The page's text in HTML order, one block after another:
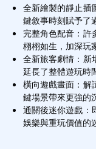
全新繪製的靜止插
鍵敘事時刻賦予了
完整角色配音：許
栩栩如生，加深玩
全新旅客劇情：新
延長了整體遊玩時
橫向遊戲畫面：解
鍵場景帶來更強的
通關後迷你遊戲：
娛樂與重玩價值的